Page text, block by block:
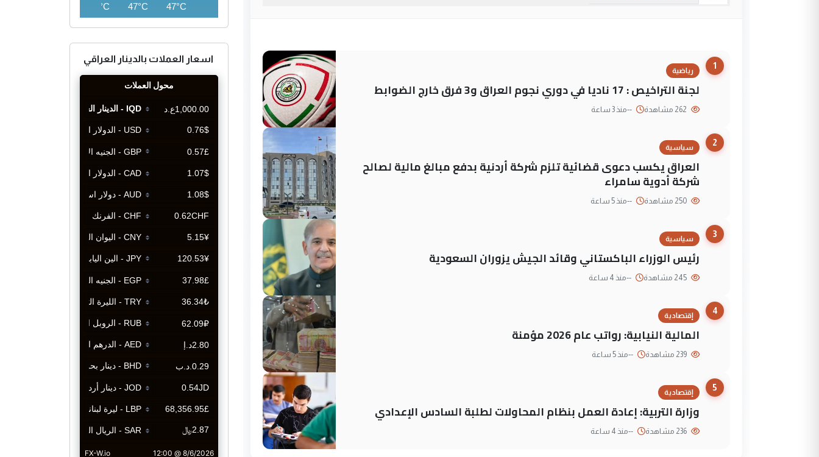
1
رياضية
لجنة التراخيص : 17 ناديا في دوري نجوم العراق و3 فرق خارج الضوابط
--منذ 3 ساعة
2
سياسية
العراق يكسب دعوى قضائية تلزم شركة أردنية بدفع مبالغ مالية لصالح
شركة أدوية سامراء
--منذ 5 ساعة
3
سياسية
رئيس الوزراء الباكستاني وقائد الجيش يزوران السعودية
--منذ 4 ساعة
4
إقتصادية
المالية النيابية: رواتب عام 2026 مؤمنة
--منذ 5 ساعة
5
إقتصادية
وزارة التربية: إعادة العمل بنظام المحاولات لطلبة السادس الإعدادي
--منذ 4 ساعة
47°C
47°C
46°C
اسعار العملات بالدينار العراقي